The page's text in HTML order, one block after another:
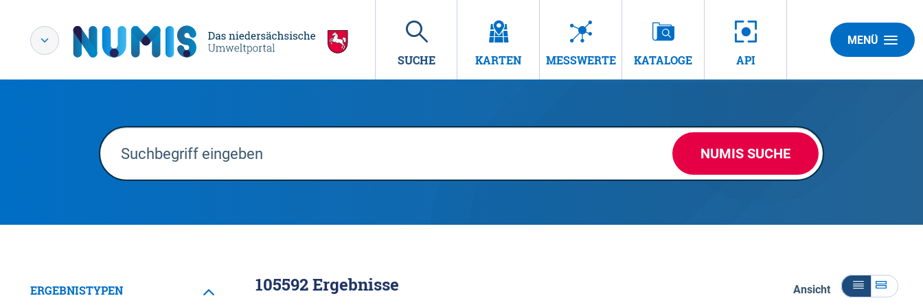
SUCHE KARTEN MESSWERTE KATALOGE API
MENÜ
NUMIS SUCHE
ERGEBNISTYPEN 105592Ergebnisse Ansicht